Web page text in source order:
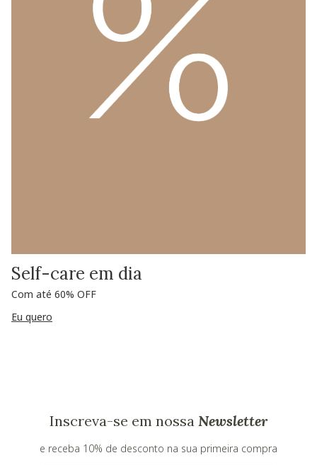
Self-care em dia
Com até 60% OFF
Eu quero
Inscreva-se em nossa Newsletter
e receba 10% de desconto na sua primeira compra